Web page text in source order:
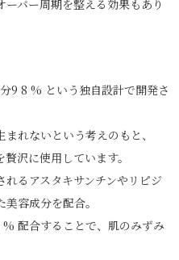
バー周期を整える効果もあり
9 8 % という独⾃設計で開発さ
れないという考えのもと、
沢に使⽤しています。
るアスタキサンチンやリピジ
容成分を配合。
配合することで、肌のみずみ